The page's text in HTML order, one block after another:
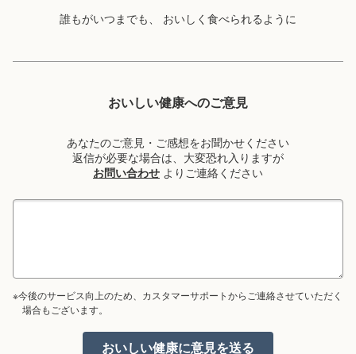
誰もがいつまでも、 おいしく食べられるように
おいしい健康へのご意見
あなたのご意見・ご感想をお聞かせください
返信が必要な場合は、大変恐れ入りますが
お問い合わせ よりご連絡ください
※今後のサービス向上のため、カスタマーサポートからご連絡させていただく
場合もございます。